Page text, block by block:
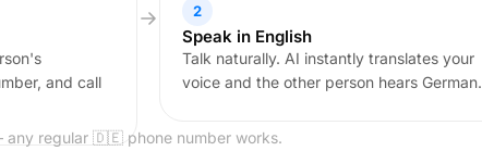
and call
2
Speak in English
Talk naturally. AI instantly translates your
voice and the other person hears German.
any regular 🇩🇪 phone number works.